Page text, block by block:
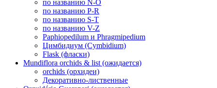
по названию N-O
по названию P-R
по названию S-T
по названию V-Z
Paphiopedilum и Phragmipedium
Цимбидиум (Cymbidium)
Flask (фласки)
Mundiflora orchids & list (ожидается)
orchids (орхидеи)
Декоративно-лиственные